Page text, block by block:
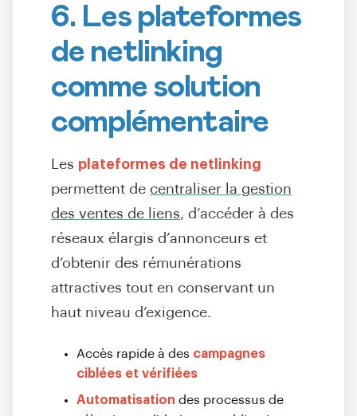
6. Les plateformes
de netlinking
comme solution
complémentaire
Les plateformes de netlinking
permettent de centraliser la gestion
des ventes de liens, d’accéder à des
réseaux élargis d’annonceurs et
d’obtenir des rémunérations
attractives tout en conservant un
haut niveau d’exigence.
Accès rapide à des campagnes
ciblées et vérifiées
Automatisation des processus de